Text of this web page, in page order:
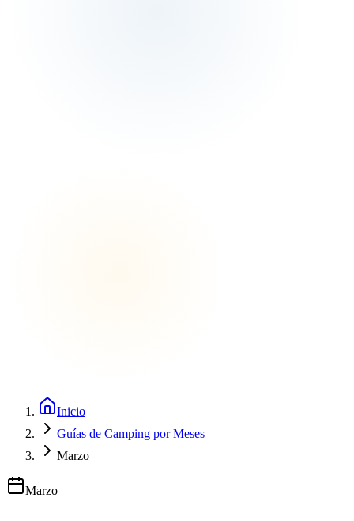
Inicio
Guías de Camping por Meses
Marzo
Marzo